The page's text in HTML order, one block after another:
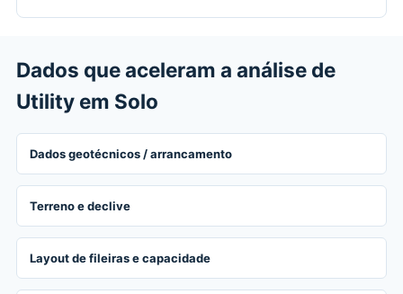
Dados que aceleram a análise de
Utility em Solo
Dados geotécnicos / arrancamento
Terreno e declive
Layout de fileiras e capacidade